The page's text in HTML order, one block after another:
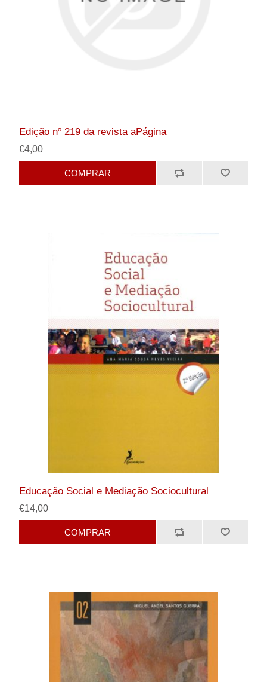
Edição nº 219 da revista aPágina
€4,00
COMPRAR
Educação Social e Mediação Sociocultural
€14,00
COMPRAR